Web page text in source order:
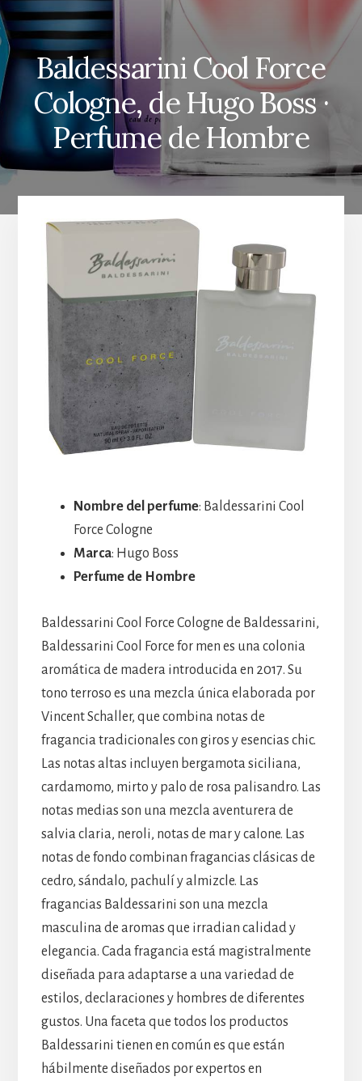
Baldessarini Cool Force
Cologne, de Hugo Boss ·
Perfume de Hombre
Nombre del perfume: Baldessarini Cool
Force Cologne
Marca: Hugo Boss
Perfume de Hombre
Baldessarini Cool Force Cologne de Baldessarini,
Baldessarini Cool Force for men es una colonia
aromática de madera introducida en 2017. Su
tono terroso es una mezcla única elaborada por
Vincent Schaller, que combina notas de
fragancia tradicionales con giros y esencias chic.
Las notas altas incluyen bergamota siciliana,
cardamomo, mirto y palo de rosa palisandro. Las
notas medias son una mezcla aventurera de
salvia claria, neroli, notas de mar y calone. Las
notas de fondo combinan fragancias clásicas de
cedro, sándalo, pachulí y almizcle. Las
fragancias Baldessarini son una mezcla
masculina de aromas que irradian calidad y
elegancia. Cada fragancia está magistralmente
diseñada para adaptarse a una variedad de
estilos, declaraciones y hombres de diferentes
gustos. Una faceta que todos los productos
Baldessarini tienen en común es que están
hábilmente diseñados por expertos en